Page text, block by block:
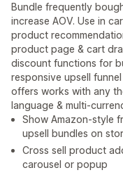
Bundle frequently
increase AOV. Use in
product
product page & cart
discount functions for
responsive upsell
offers works with any
language & multi-
Show Amazon-style
upsell bundles on
Cross sell product
carousel or popup